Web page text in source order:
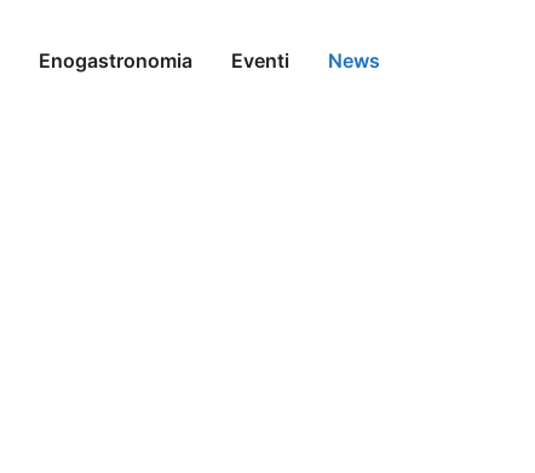
Enogastronomia Eventi News